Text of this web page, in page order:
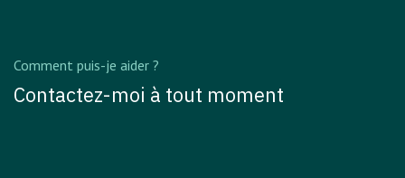
Comment puis-je aider ?
Contactez-moi à tout moment